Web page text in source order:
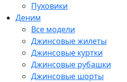
Пуховики
Деним
Все модели
Джинсовые жилеты
Джинсовые куртки
Джинсовые рубашки
Джинсовые шорты